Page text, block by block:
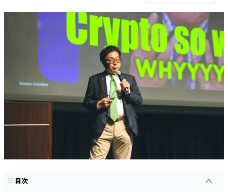
目次